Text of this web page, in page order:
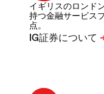
イギリスのロンド
持つ金融サービス
点。